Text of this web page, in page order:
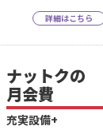
詳細はこちら
ナットクの
月会費
充実設備+